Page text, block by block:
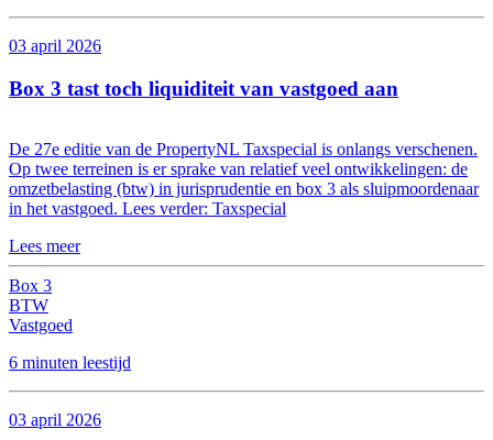
03 april 2026
Box 3 tast toch liquiditeit van vastgoed aan
De 27e editie van de PropertyNL Taxspecial is onlangs verschenen.
Op twee terreinen is er sprake van relatief veel ontwikkelingen: de
omzetbelasting (btw) in jurisprudentie en box 3 als sluipmoordenaar
in het vastgoed. Lees verder: Taxspecial
Lees meer
Box 3
BTW
Vastgoed
6 minuten leestijd
03 april 2026